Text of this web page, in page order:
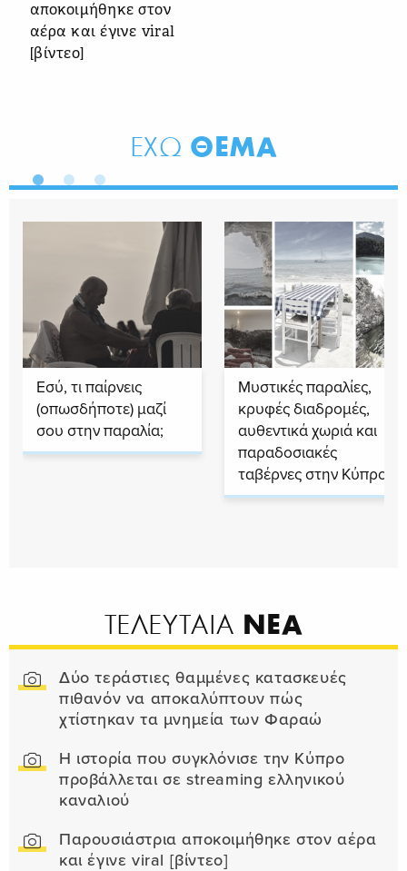
αποκοιμήθηκε στον
αέρα και έγινε viral
[βίντεο]
ΕΧΩ ΘΕΜΑ
Εσύ, τι παίρνεις
(οπωσδήποτε) μαζί
σου στην παραλία;
Μυστικές παραλίες,
κρυφές διαδρομές,
αυθεντικά χωριά και
παραδοσιακές
ταβέρνες στην Κύπρο
ΤΕΛΕΥΤΑΙΑ ΝΕΑ
Δύο τεράστιες θαμμένες κατασκευές
πιθανόν να αποκαλύπτουν πώς
χτίστηκαν τα μνημεία των Φαραώ
Η ιστορία που συγκλόνισε την Κύπρο
προβάλλεται σε streaming ελληνικού
καναλιού
Παρουσιάστρια αποκοιμήθηκε στον αέρα
και έγινε viral [βίντεο]